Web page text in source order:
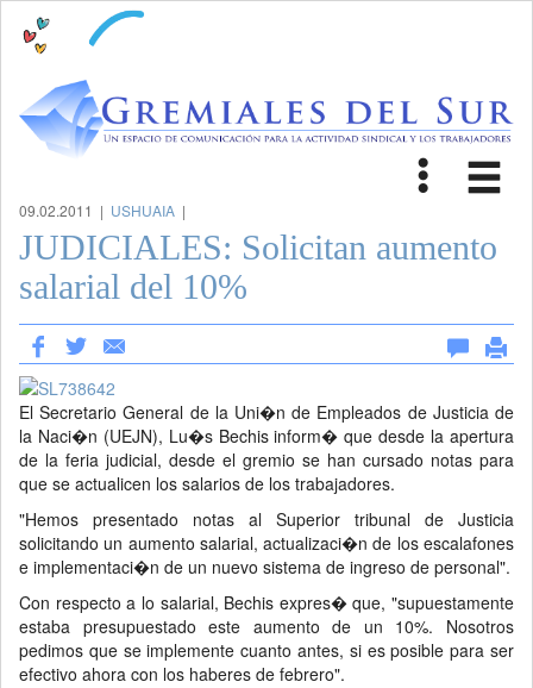
Toggle
09.02.2011 | USHUAIA |
JUDICIALES: Solicitan aumento
salarial del 10%
El Secretario General de la Uni�n de Empleados de Justicia de
la Naci�n (UEJN), Lu�s Bechis inform� que desde la apertura
de la feria judicial, desde el gremio se han cursado notas para
que se actualicen los salarios de los trabajadores.
"Hemos presentado notas al Superior tribunal de Justicia
solicitando un aumento salarial, actualizaci�n de los escalafones
e implementaci�n de un nuevo sistema de ingreso de personal".
Con respecto a lo salarial, Bechis expres� que, "supuestamente
estaba presupuestado este aumento de un 10%. Nosotros
pedimos que se implemente cuanto antes, si es posible para ser
efectivo ahora con los haberes de febrero".